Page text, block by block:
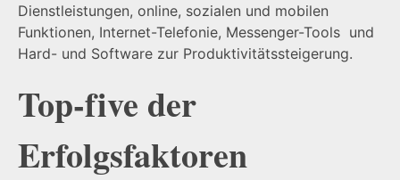
Dienstleistungen, online, sozialen und mobilen
Funktionen, Internet-Telefonie, Messenger-Tools und
Hard- und Software zur Produktivitätssteigerung.
Top-five der
Erfolgsfaktoren